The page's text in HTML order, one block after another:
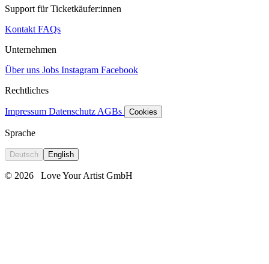
Support für Ticketkäufer:innen
Kontakt FAQs
Unternehmen
Über uns Jobs Instagram Facebook
Rechtliches
Impressum Datenschutz AGBs Cookies
Sprache
Deutsch English
© 2026 Love Your Artist GmbH